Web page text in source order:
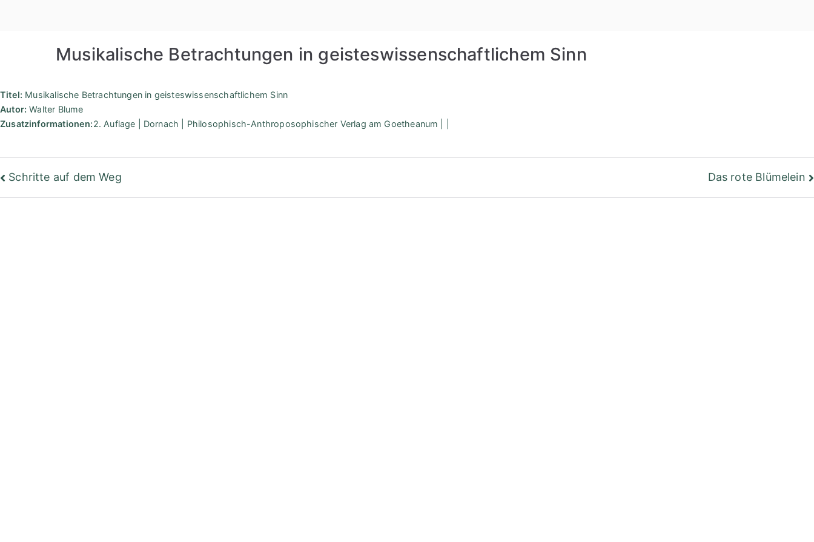
Berlin
Musikalische Betrachtungen in geisteswissenschaftlichem Sinn
Titel: Musikalische Betrachtungen in geisteswissenschaftlichem Sinn
Autor:Walter Blume
Zusatzinformationen:2. Auflage | Dornach | Philosophisch-Anthroposophischer Verlag am Goetheanum | |
Beitragsnavigation
Schritte auf dem Weg Das rote Blümelein